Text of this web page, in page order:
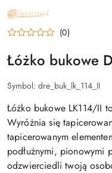
NAZWA
PRODUCENTA:
DREWMAX (0)
Łóżko bukowe
Symbol: dre_buk_lk_114_II
Łóżko bukowe LK114/II
Wyróżnia się
tapicerowanym
podłużnymi, pionowymi
odzwierciedli twoją